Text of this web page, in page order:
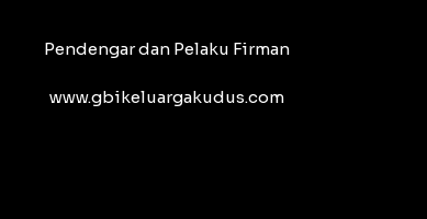
Pendengar dan Pelaku Firman
www.gbikeluargakudus.com